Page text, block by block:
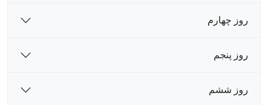
روز چهارم
روز پنجم
روز ششم